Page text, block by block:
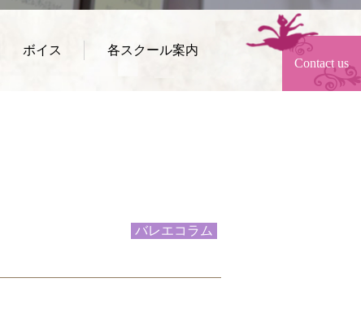
ボイス
各スクール案内
Contact us
バレエコラム